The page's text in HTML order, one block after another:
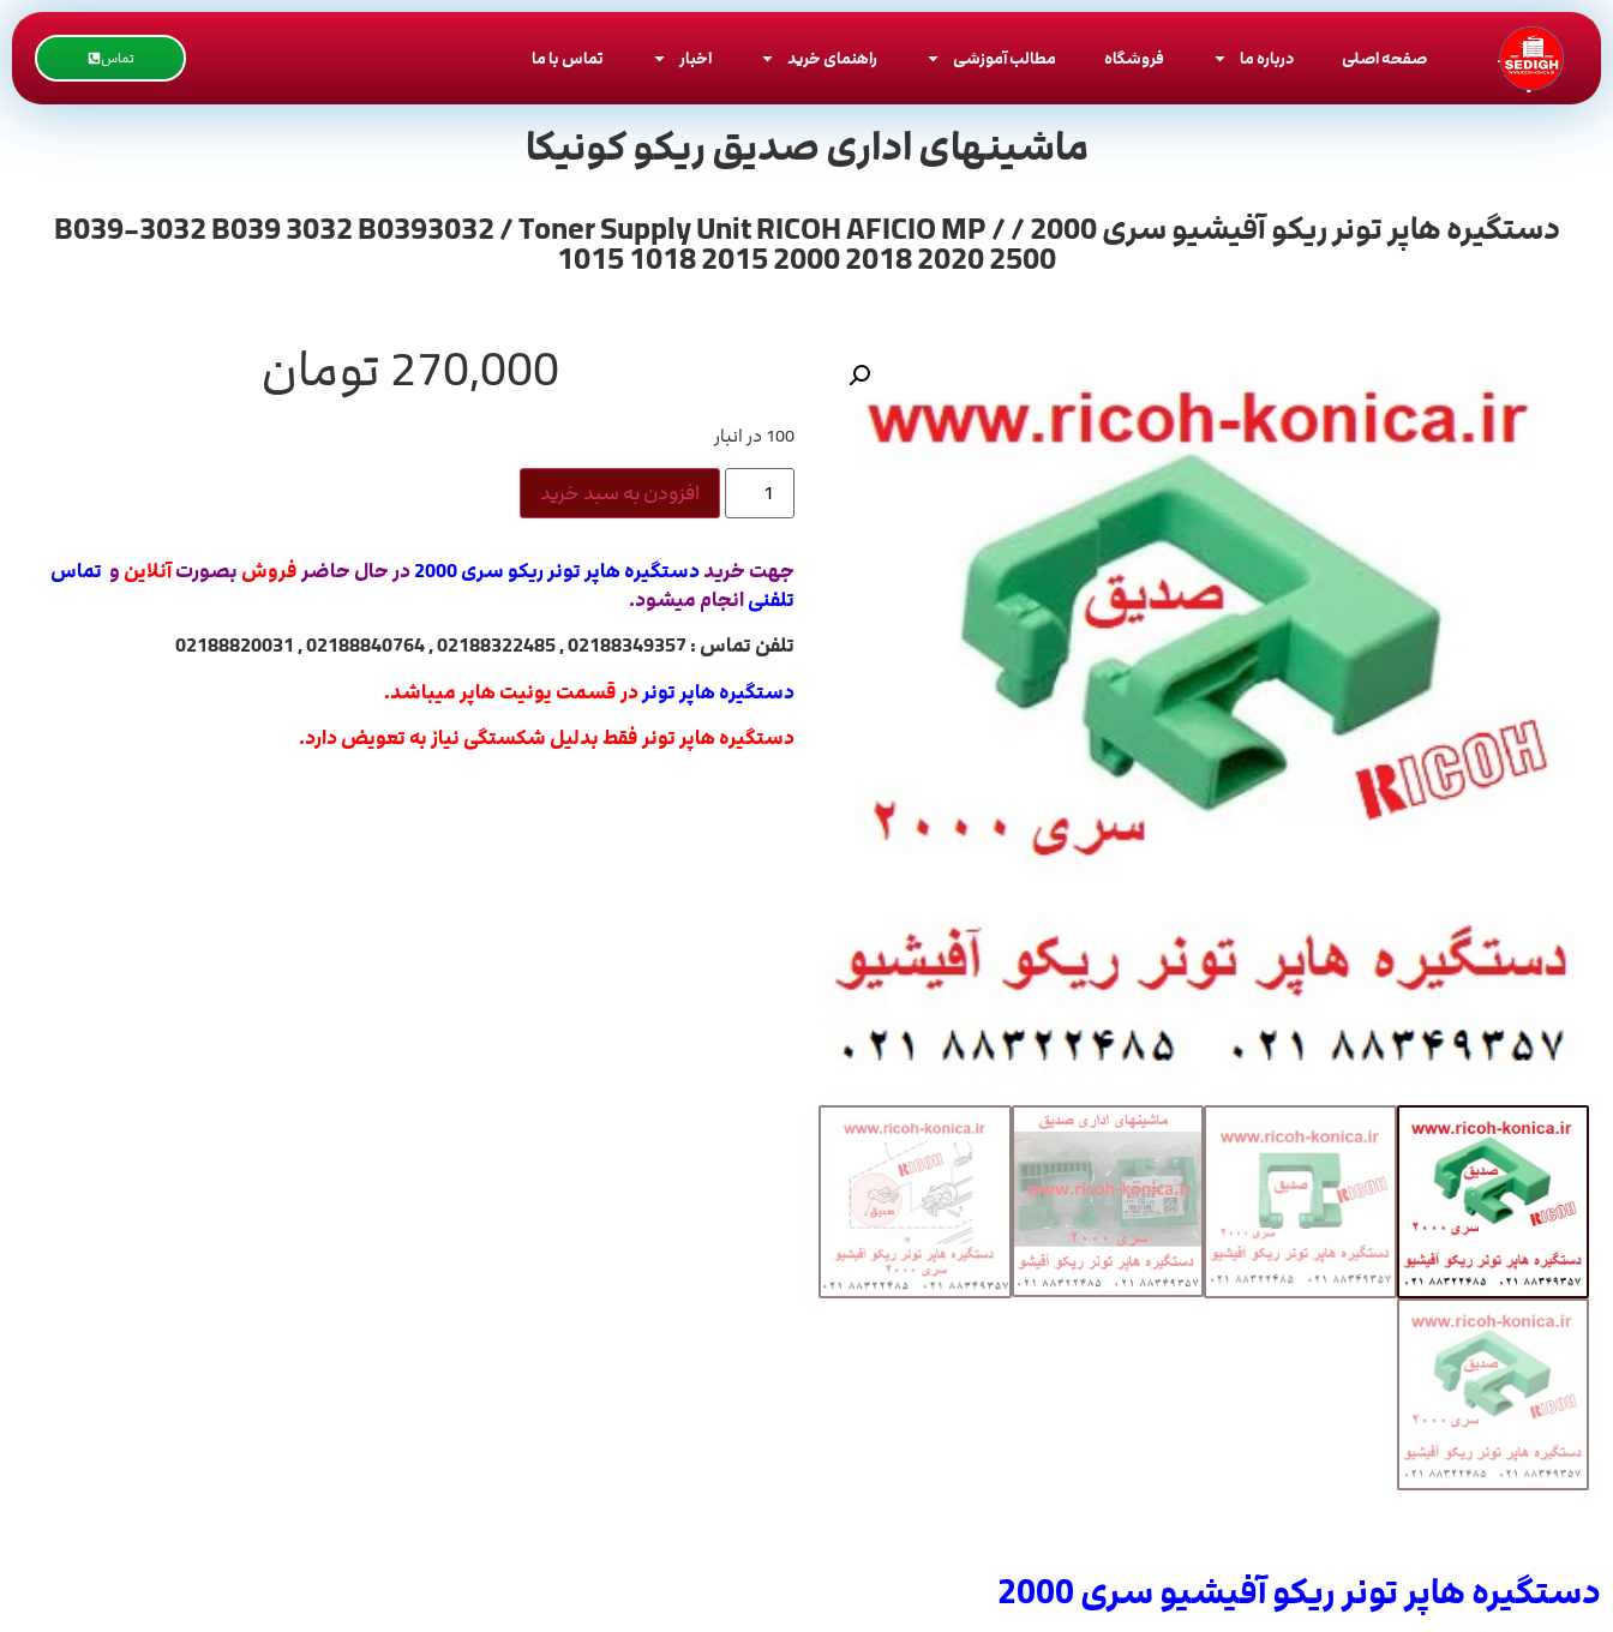
صفحه اصلی درباره ما فروشگاه مطالب آموزشی راهنمای خرید اخبار تماس با ما تماس
ماشینهای اداری صدیق ریکو کونیکا
دستگیره هاپر تونر ریکو آفیشیو سری 2000 / B039-3032 B039 3032 B0393032 / Toner Supply Unit RICOH AFICIO MP /
1015 1018 2015 2000 2018 2020 2500
270,000 تومان
100 در انبار
افزودن به سبد خرید
جهت خریددستگیره هاپر تونر ریکو سری 2000 در حال حاضر فروش بصورتآنلاین و تماس
تلفنیانجام میشود.
تلفن تماس : 02188349357 , 02188322485 , 02188840764 , 02188820031
دستگیره هاپر تونر در قسمت یونیت هاپر میباشد.
دستگیره هاپر تونر فقط بدلیل شکستگی نیاز به تعویض دارد.
دستگیره هاپر تونر ریکو آفیشیو سری 2000